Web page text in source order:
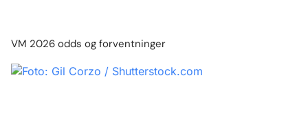
VM 2026 odds og forventninger